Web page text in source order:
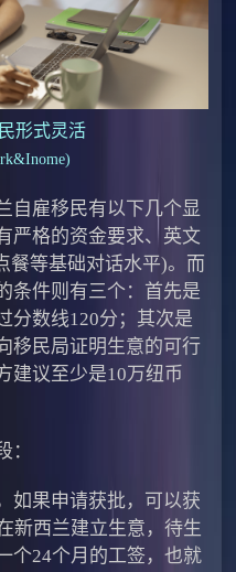
形式灵活
自雇移民有以下几个显
严格的资金要求、英文
餐等基础对话水平)。而
条件则有三个：首先是
分数线120分；其次是
移民局证明生意的可行
建议至少是10万纽币
：
如果申请获批，可以获
新西兰建立生意，待生
个24个月的工签，也就